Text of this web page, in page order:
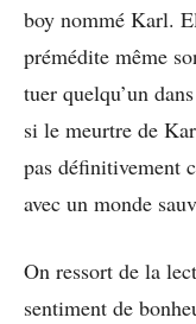
boy nommé Karl.
prémédite même
tuer quelqu’un
si le meurtre de
pas définitivement
avec un monde
On ressort de la
sentiment de